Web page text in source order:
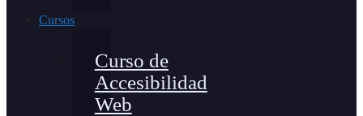
Cursos
Curso de
Accesibilidad
Web